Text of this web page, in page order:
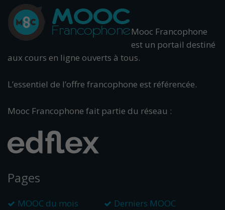
Mooc Francophone
est un portail destiné
aux cours en ligne ouverts à tous.
L’essentiel de l’offre francophone est référencée.
Mooc Francophone fait partie du réseau :
Pages
MOOC du mois
Derniers MOOC